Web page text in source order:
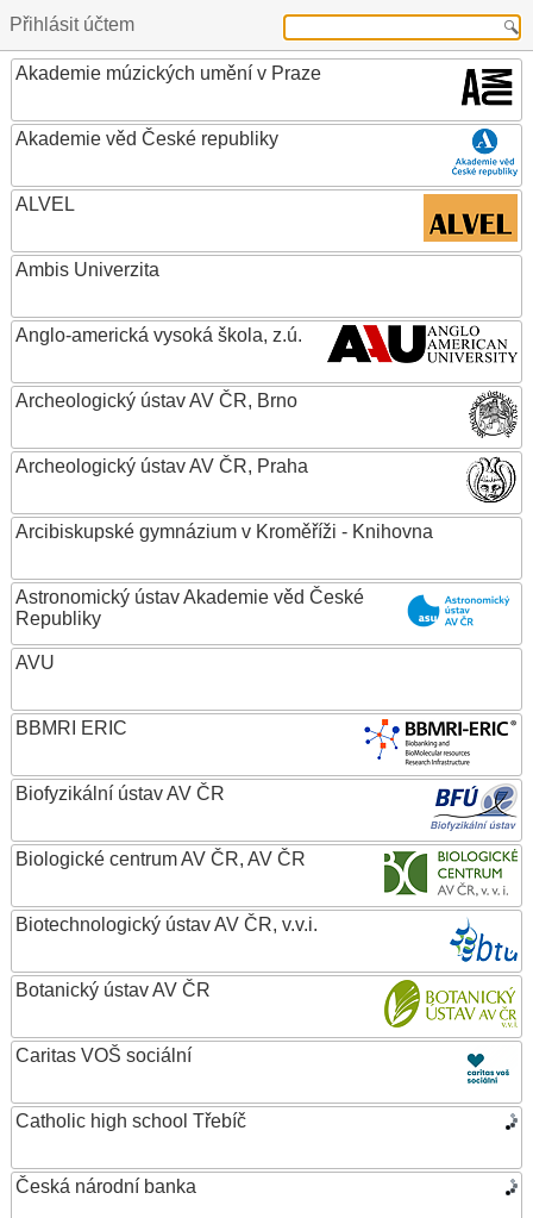
Přihlásit účtem
Akademie múzických umění v Praze
Akademie věd České republiky
ALVEL
Ambis Univerzita
Anglo-americká vysoká škola, z.ú.
Archeologický ústav AV ČR, Brno
Archeologický ústav AV ČR, Praha
Arcibiskupské gymnázium v Kroměříži - Knihovna
Astronomický ústav Akademie věd České
Republiky
AVU
BBMRI ERIC
Biofyzikální ústav AV ČR
Biologické centrum AV ČR, AV ČR
Biotechnologický ústav AV ČR, v.v.i.
Botanický ústav AV ČR
Caritas VOŠ sociální
Catholic high school Třebíč
Česká národní banka